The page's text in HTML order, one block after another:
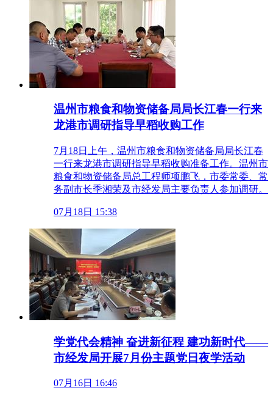
温州市粮食和物资储备局局长江春一行来
龙港市调研指导早稻收购工作
7月18日上午，温州市粮食和物资储备局局长江春
一行来龙港市调研指导早稻收购准备工作。温州市
粮食和物资储备局总工程师项鹏飞，市委常委、常
务副市长季湘荣及市经发局主要负责人参加调研。
07月18日 15:38
学党代会精神 奋进新征程 建功新时代——
市经发局开展7月份主题党日夜学活动
07月16日 16:46